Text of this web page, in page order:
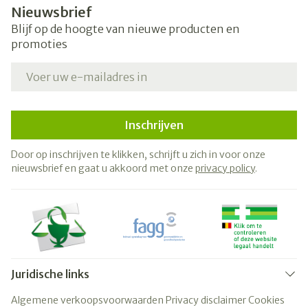
Nieuwsbrief
Blijf op de hoogte van nieuwe producten en
promoties
Inschrijven
Door op inschrijven te klikken, schrijft u zich in voor onze
nieuwsbrief en gaat u akkoord met onze privacy policy.
Juridische links
Algemene verkoopsvoorwaarden Privacy disclaimerCookies